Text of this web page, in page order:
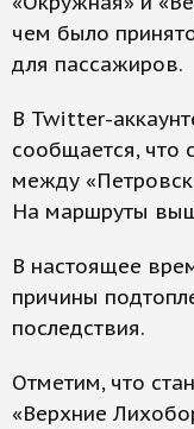
чем было
для пассажиров.
В Twitter-
сообщается, что
между
На маршруты
В настоящее
причины
последствия.
Отметим, что
«Верхние